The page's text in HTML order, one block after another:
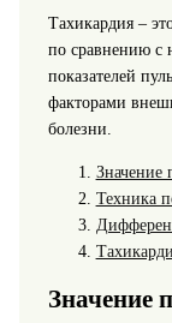
Тахикардия –
по сравнению с
показателей
факторами
болезни.
Значение
Техника
Значение